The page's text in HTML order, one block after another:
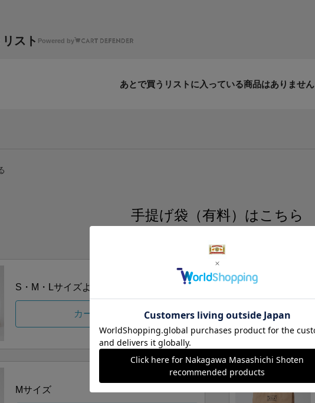
スト Powered by
あとで買うリストに入っている商品はありません
手提げ袋（有料）はこちら
S・M・Lの3つサイズをご用意しております。
S・M・Lサイズより当店にお任せ
カートに入れる
Mサイズ